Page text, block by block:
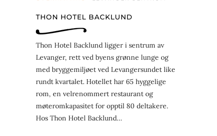
THON HOTEL BACKLUND
Thon Hotel Backlund ligger i sentrum av
Levanger, rett ved byens grønne lunge og
med bryggemiljøet ved Levangersundet like
rundt kvartalet. Hotellet har 65 hyggelige
rom, en velrenommert restaurant og
møteromkapasitet for opptil 80 deltakere.
Hos Thon Hotel Backlund…